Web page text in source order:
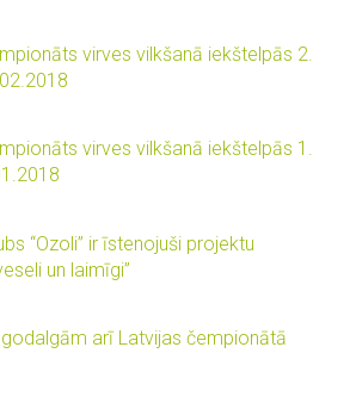
virves vilkšanā iekštelpās 2.
virves vilkšanā iekštelpās 1.
“Ozoli” ir īstenojuši projektu
un laimīgi”
arī Latvijas čempionātā